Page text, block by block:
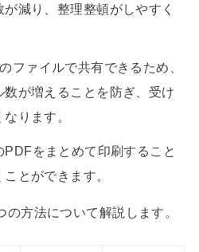
減り、整理整頓がしやすく
ファイルで共有できるため、
数が増えることを防ぎ、受け
ります。
PDFをまとめて印刷すること
とができます。
方法について解説します。